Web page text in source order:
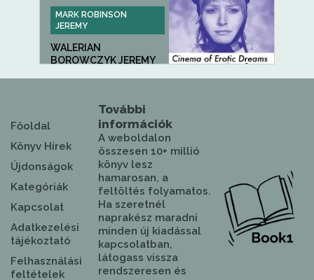
MARK ROBINSON
JEREMY
WALERIAN
BOROWCZYK JEREMY
Főoldal
Könyv Hírek
Újdonságok
Kategóriák
Kapcsolat
Adatkezelési
tájékoztató
Felhasználási
feltételek
További
információk
A weboldalon
összesen 10+ millió
könyv lesz
hamarosan, a
feltöltés folyamatos.
Ha szeretnél
naprakész maradni
minden új kiadással
kapcsolatban,
látogass vissza
rendszeresen és